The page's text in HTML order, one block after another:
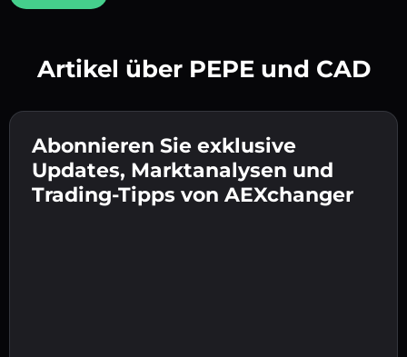
Gib deine Krypto-Wallet-Adresse ein 👉 fahre
mit dem nächsten Schritt fort.
Bestätige deine Identität 👉 fahre mit dem
letzten Schritt fort.
Sende die Einzahlung 👉 erhalte Krypto oder
Fiat in deiner Wallet.
Artikel über PEPE und CAD
Abonnieren Sie exklusive
Updates, Marktanalysen und
Trading-Tipps von AEXchanger